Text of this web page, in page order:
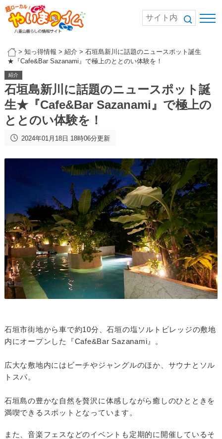
> 知っ得情報 > 紹介> 石垣島新川に話題のニュースポット誕生
★『Cafe&Bar Sazanami』で極上のととのい体験を！
紹介
石垣島新川に話題のニュースポット誕
生★『Cafe&Bar Sazanami』で極上の
ととのい体験を！
2024年01月18日 18時06分更新
石垣市街地から車で約10分、石垣の塩ソルトビレッジの敷地
内にオープンした『Cafe&Bar Sazanami』。
広大な敷地内にはビーチやジャングルのほか、サウナとソル
トスパ。
石垣島の豊かな自然を贅沢に体感しながら癒しのひとときを
満喫できるスポットとなっています。
また、音楽フェスなどのイベントも定期的に開催しているそ